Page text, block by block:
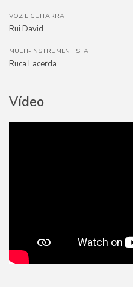
VOZ E GUITARRA
Rui David
MULTI-INSTRUMENTISTA
Ruca Lacerda
Vídeo